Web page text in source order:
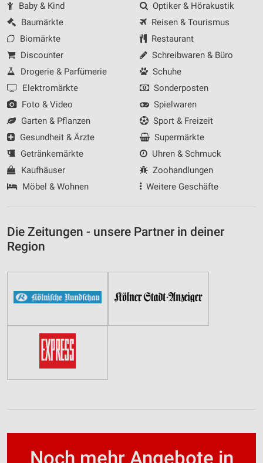
Baby & Kind
Baumärkte
Biomärkte
Discounter
Drogerie & Parfümerie
Elektromärkte
Foto & Video
Garten & Pflanzen
Gesundheit & Ärzte
Getränkemärkte
Kaufhäuser
Möbel & Wohnen
Optiker & Hörakustik
Reisen & Tourismus
Restaurant
Schreibwaren & Büro
Schuhe
Sonderposten
Spielwaren
Sport & Freizeit
Supermärkte
Uhren & Schmuck
Zoohandlungen
Weitere Geschäfte
Die Zeitungen - unsere Partner in deiner
Region
Noch mehr Angebote in